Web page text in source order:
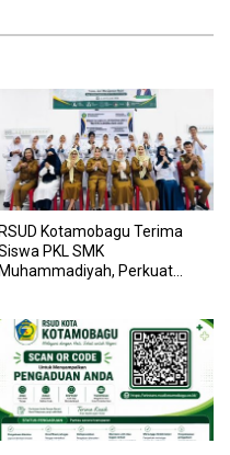
RSUD Kotamobagu Terima
PKL SMK
Muhammadiyah, Perkuat